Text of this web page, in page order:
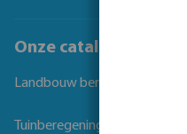
Onze catalogi
Landbouw beregening
Tuinberegening